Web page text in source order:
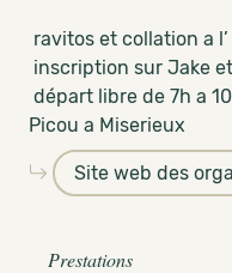
ravitos et collation a
inscription sur Jake
départ libre de 7h a
Picou a Miserieux
Site web des
Prestations